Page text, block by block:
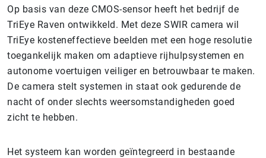
Op basis van deze CMOS-sensor heeft het bedrijf de
TriEye Raven ontwikkeld. Met deze SWIR camera wil
TriEye kosteneffectieve beelden met een hoge resolutie
toegankelijk maken om adaptieve rijhulpsystemen en
autonome voertuigen veiliger en betrouwbaar te maken.
De camera stelt systemen in staat ook gedurende de
nacht of onder slechts weersomstandigheden goed
zicht te hebben.
Het systeem kan worden geïntegreerd in bestaande